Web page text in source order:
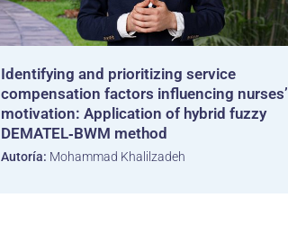
Identifying and prioritizing service
compensation factors influencing nurses’
motivation: Application of hybrid fuzzy
DEMATEL‑BWM method
Autoría: Mohammad Khalilzadeh